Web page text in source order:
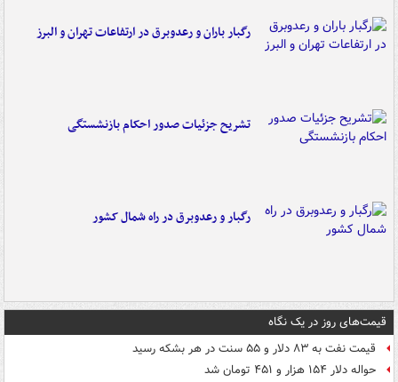
رگبار باران و رعدوبرق در ارتفاعات تهران و البرز
تشریح جزئیات صدور احکام بازنشستگی
رگبار و رعدوبرق در راه شمال کشور
قیمت‌های روز در یک نگاه
قیمت نفت به ۸۳ دلار و ۵۵ سنت در هر بشکه رسید
حواله دلار ۱۵۴ هزار و ۴۵۱ تومان شد